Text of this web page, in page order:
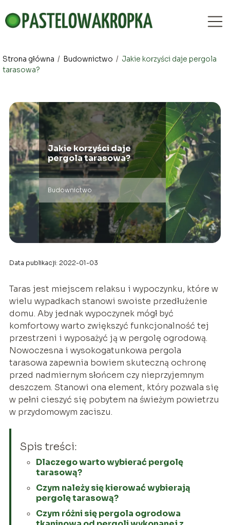
Strona główna / Budownictwo / Jakie korzyści daje pergola
tarasowa?
Jakie korzyści daje
pergola tarasowa?
Budownictwo
Data publikacji: 2022-01-03
Taras jest miejscem relaksu i wypoczynku, które w
wielu wypadkach stanowi swoiste przedłużenie
domu. Aby jednak wypoczynek mógł być
komfortowy warto zwiększyć funkcjonalność tej
przestrzeni i wyposażyć ją w pergolę ogrodową.
Nowoczesna i wysokogatunkowa pergola
tarasowa zapewnia bowiem skuteczną ochronę
przed nadmiernym słońcem czy nieprzyjemnym
deszczem. Stanowi ona element, który pozwala się
w pełni cieszyć się pobytem na świeżym powietrzu
w przydomowym zaciszu.
Spis treści:
Dlaczego warto wybierać pergolę
tarasową?
Czym należy się kierować wybierają
pergolę tarasową?
Czym różni się pergola ogrodowa